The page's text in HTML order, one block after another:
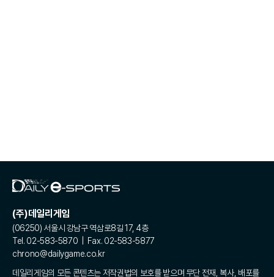
(주)데일리게임
(06250) 서울시 강남구 역삼로8길 17, 4층
Tel. 02-583-5870 | Fax. 02-583-5877
chrono@dailygame.co.kr
데일리게임의 모든 콘텐츠는 저작권법의 보호를 받으며 무단 전재, 복사, 배포를